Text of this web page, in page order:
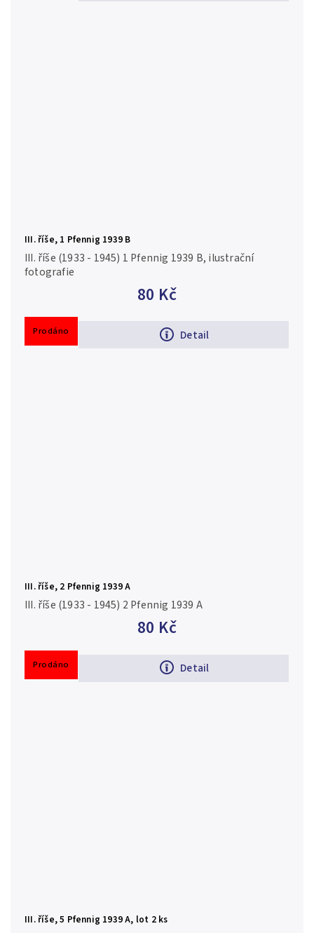
III. říše, 1 Pfennig 1939 B
80 Kč
Detail
III. říše (1933 - 1945) 1 Pfennig 1939 B, ilustrační
fotografie
Prodáno
III. říše, 2 Pfennig 1939 A
80 Kč
Detail
III. říše (1933 - 1945) 2 Pfennig 1939 A
Prodáno
III. říše, 5 Pfennig 1939 A, lot 2 ks